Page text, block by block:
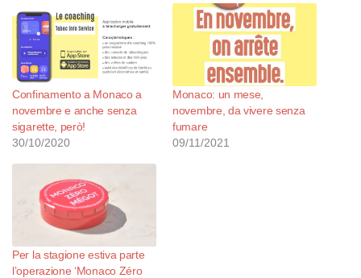
Confinamento a Monaco a
novembre e anche senza
sigarette, però!
30/10/2020
Monaco: un mese,
novembre, da vivere senza
fumare
09/11/2021
Per la stagione estiva parte
l’operazione ‘Monaco Zéro